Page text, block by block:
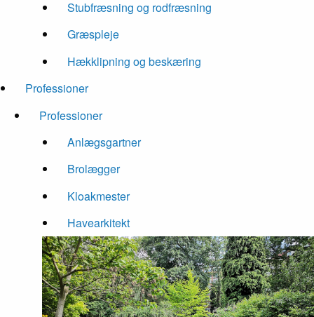
Stubfræsning og rodfræsning
Græspleje
Hækklipning og beskæring
Professioner
Professioner
Anlægsgartner
Brolægger
Kloakmester
Havearkitekt